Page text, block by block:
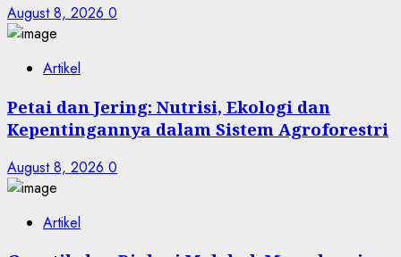
August 8, 2026 0
Artikel
Petai dan Jering: Nutrisi, Ekologi dan
Kepentingannya dalam Sistem Agroforestri
August 8, 2026 0
Artikel